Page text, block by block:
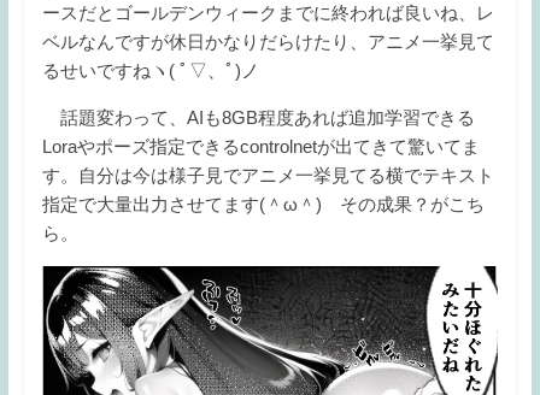
ースだとゴールデンウィークまでに終われば良いね、レ
ベルなんですが休日かなりだらけたり、アニメ一挙見て
るせいですねヽ( ﾟ▽、ﾟ)ノ
話題変わって、AIも8GB程度あれば追加学習できる
Loraやポーズ指定できるcontrolnetが出てきて驚いてま
す。自分は今は様子見でアニメ一挙見てる横でテキスト
指定で大量出力させてます(＾ω＾) その成果？がこち
ら。